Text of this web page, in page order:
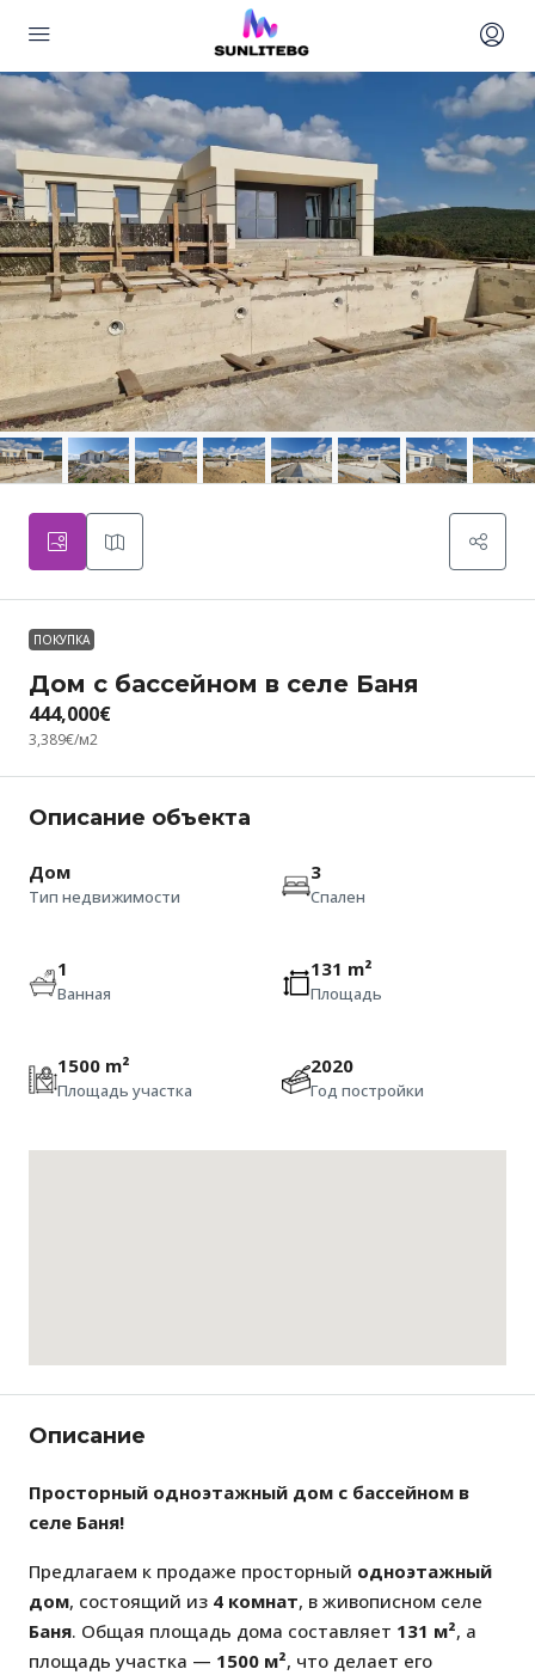
ПОКУПКА
Дом с бассейном в селе Баня
444,000€
3,389€/м2
Описание объекта
Дом
Тип недвижимости
3
Спален
1
Ванная
131 m²
Площадь
1500 m²
Площадь участка
2020
Год постройки
Описание
Просторный одноэтажный дом с бассейном в
селе Баня!
Предлагаем к продаже просторный одноэтажный
дом, состоящий из 4 комнат, в живописном селе
Баня. Общая площадь дома составляет 131 м², а
площадь участка — 1500 м², что делает его